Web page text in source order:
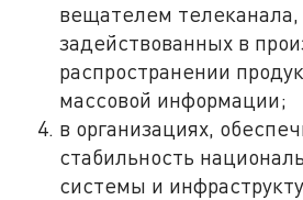
вещателем телеканала,
задействованных в
распространении
массовой информации;
в организациях,
стабильность
системы и